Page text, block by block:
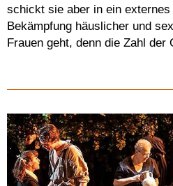
schickt sie aber in ein
Bekämpfung häuslicher und
Frauen geht, denn die Zahl der